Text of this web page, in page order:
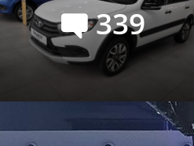
339
Российский авторынок в июле:
лучший месяц текущего года